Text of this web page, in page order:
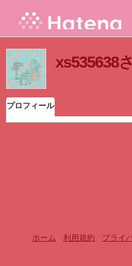
xs535638
プロフィール
ホーム - 利用規約 - プライ